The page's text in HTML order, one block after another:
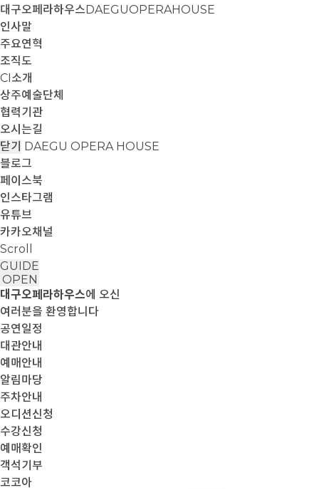
대구오페라하우스DAEGUOPERAHOUSE
인사말
주요연혁
조직도
CI소개
상주예술단체
협력기관
오시는길
닫기 DAEGU OPERA HOUSE
블로그
페이스북
인스타그램
유튜브
카카오채널
Scroll
GUIDE
OPEN
대구오페라하우스에 오신
여러분을 환영합니다
공연일정
대관안내
예매안내
알림마당
주차안내
오디션신청
수강신청
예매확인
객석기부
코코아